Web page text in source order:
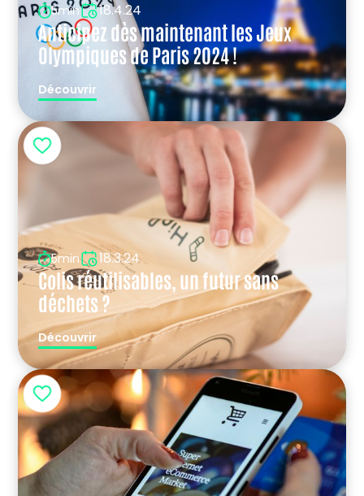
5min 18.4.24
Anticipez dès maintenant les Jeux
Olympiques de Paris 2024 !
Découvrir
5min 18.3.24
Colis réutilisables, un futur sans
déchets ?
Découvrir